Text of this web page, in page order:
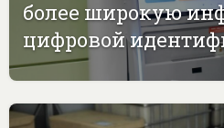
более широкую
цифровой